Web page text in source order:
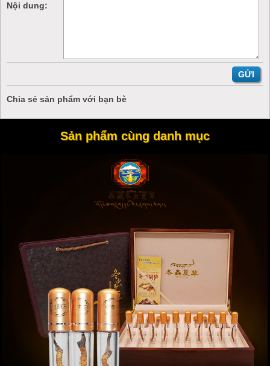
Nội dung:
Chia sẻ sản phẩm với bạn bè
Sản phẩm cùng danh mục